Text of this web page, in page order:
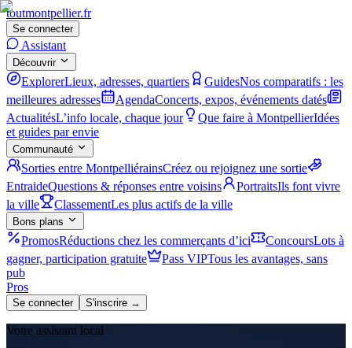
toutmontpellier.fr
Se connecter
Assistant
Découvrir
ExplorerLieux, adresses, quartiers GuidesNos comparatifs : les
meilleures adresses
AgendaConcerts, expos, événements datés
ActualitésL’info locale, chaque jour Que faire à MontpellierIdées
et guides par envie
Communauté
Sorties entre MontpelliérainsCréez ou rejoignez une sortie
EntraideQuestions & réponses entre voisins PortraitsIls font vivre
la ville
ClassementLes plus actifs de la ville
Bons plans
PromosRéductions chez les commerçants d’ici ConcoursLots à
gagner, participation gratuite
Pass VIPTous les avantages, sans
pub
Pros
Se connecter S'inscrire →
Votre assistant local